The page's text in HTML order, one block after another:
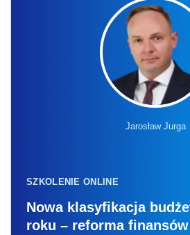
Jarosław Jurga
SZKOLENIE ONLINE
Nowa klasyfikacja
roku – reforma